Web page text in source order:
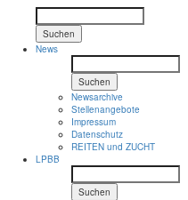
Suchen
News
Suchen
Newsarchive
Stellenangebote
Impressum
Datenschutz
REITEN und ZUCHT
LPBB
Suchen